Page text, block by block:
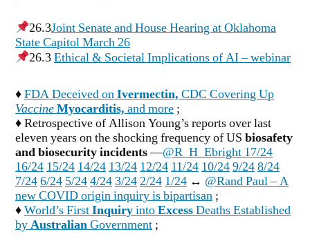
26.3Joint Senate and House Hearing at Oklahoma
State Capitol March 26
26.3Ethical & Societal Implications of AI – webinar
♦FDA Deceived onIvermectin, CDC Covering Up
VaccineMyocarditis, and more ;
♦ Retrospective of Allison Young’s reports over last
eleven years on the shocking frequency of US biosafety
and biosecurity incidents—@R_H_Ebright 17/24
16/24 15/24 14/24 13/24 12/24 11/24 10/249/248/24
7/246/24 5/244/243/242/24 1/24 ↔ @Rand Paul – A
new COVID origin inquiry is bipartisan ;
♦World’s FirstInquiryintoExcessDeaths Established
byAustralianGovernment ;